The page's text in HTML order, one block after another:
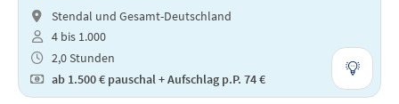
Stendal und Gesamt-Deutschland
4 bis 1.000
2,0 Stunden
ab1.500 € pauschal + Aufschlag p.P. 74 €